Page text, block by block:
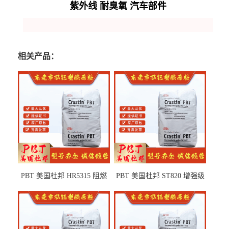
紫外线 耐臭氧 汽车部件
相关产品：
PBT 美国杜邦 HR5315 阻燃
部件
PBT 美国杜邦 ST820 增强级